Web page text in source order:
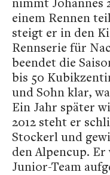
einem Rennen
steigt er in den
Rennserie für
beendet die
bis 50
und Sohn klar,
Ein Jahr später
2012 steht er
Stockerl und
den Alpencup.
Junior-Team